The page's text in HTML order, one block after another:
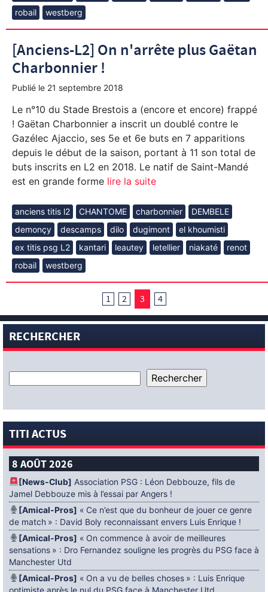
robail
westberg
[Anciens-L2] On n'arrête plus Gaëtan
Charbonnier !
Publié le 21 septembre 2018
Le n°10 du Stade Brestois a (encore et encore) frappé
! Gaëtan Charbonnier a inscrit un doublé contre le
Gazélec Ajaccio, ses 5e et 6e buts en 7 apparitions
depuis le début de la saison, portant à 11 son total de
buts inscrits en L2 en 2018. Le natif de Saint-Mandé
est en grande forme lire la suite
anciens titis l2 CHANTOME charbonnier
DEMBELE
demonçy
descamps dilo dugimont
el khoumisti
ex titis psg L2
kantari leautey letellier niakaté
renot
robail
westberg
1 2 3 4
RECHERCHER
TITI ACTUS
8 AOÛT 2026
[News-Club] Association PSG : Léon Debbouze, fils de
Jamel Debbouze mis à l’essai par Angers !
[Amical-Pros] « Ce n’est que du bonheur de jouer ce genre
de match » : David Boly reconnaissant envers Luis Enrique !
[Amical-Pros] « On commence à avoir de meilleures
sensations » : Dro Fernandez souligne les progrès du PSG face à
Manchester Utd
[Amical-Pros] « On a vu de belles choses » : Luis Enrique